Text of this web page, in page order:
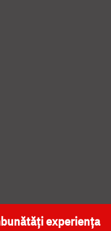
NAȚIONALĂ
experiența